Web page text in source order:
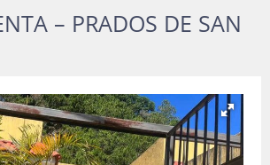
– PRADOS DE SAN